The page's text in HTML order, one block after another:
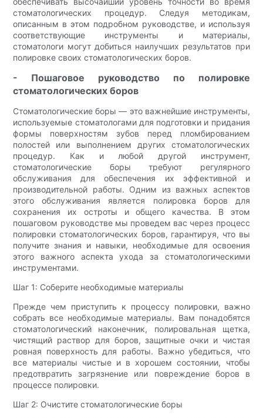
стоматологических процедур. Следуя методикам,
описанным в этом подробном руководстве, и используя
соответствующие инструменты и материалы,
стоматологи могут добиться наилучших результатов при
полировке своих стоматологических боров.
- Пошаговое руководство по полировке
стоматологических боров
Стоматологические боры — это важнейшие инструменты,
используемые стоматологами для подготовки и придания
формы поверхностям зубов перед пломбированием
полостей или выполнением других стоматологических
процедур. Как и любой другой инструмент,
стоматологические боры требуют регулярного
обслуживания для обеспечения их эффективной и
производительной работы. Одним из важных аспектов
этого обслуживания является полировка боров для
сохранения их остроты и общего качества. В этом
пошаговом руководстве мы проведем вас через процесс
полировки стоматологических боров, гарантируя, что вы
получите знания и навыки, необходимые для освоения
этого важного аспекта ухода за стоматологическими
инструментами.
Шаг 1: Соберите необходимые материалы
Прежде чем приступить к процессу полировки, важно
собрать все необходимые материалы. Вам понадобятся
стоматологический наконечник, полировальная щетка,
чистящий раствор для боров, защитные очки и чистая
ровная поверхность для работы. Важно убедиться, что
все материалы чистые и в хорошем состоянии, чтобы
предотвратить загрязнение или повреждение боров в
процессе полировки.
Шаг 2: Очистите стоматологические боры